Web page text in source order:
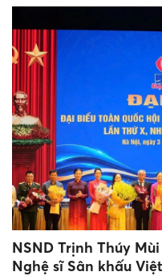
NSND Trịnh Thúy
Nghệ sĩ Sân khấu